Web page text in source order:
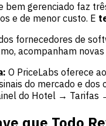
bem gerenciado faz
e de menor custo. E
fornecedores de
acompanham
O PriceLabs oferece
do mercado e
do Hotel →